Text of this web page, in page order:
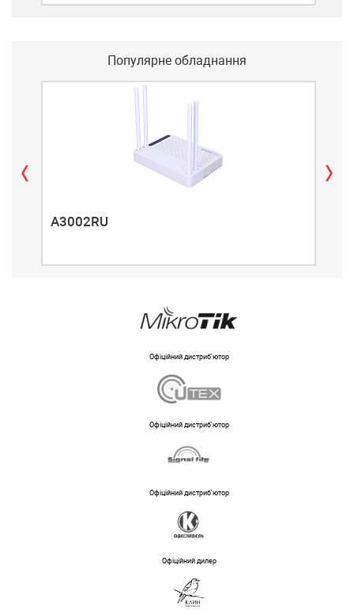
Популярне обладнання
A3002RU
Офіційний дистриб'ютор
Офіційний дистриб'ютор
Офіційний дистриб'ютор
Офіційний дилер